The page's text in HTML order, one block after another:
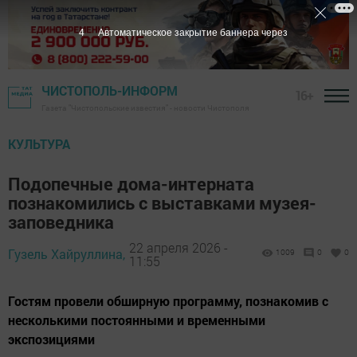
ЧИСТОПОЛЬ-ИНФОРМ
КУЛЬТУРА
Подопечные дома-интерната
познакомились с выставками музея-
заповедника
Гузель Хайруллина, 22 апреля 2026 -
11:55
1009 0 0
Гостям провели обширную программу, познакомив с
несколькими постоянными и временными
экспозициями
3 Автоматическое закрытие баннера через